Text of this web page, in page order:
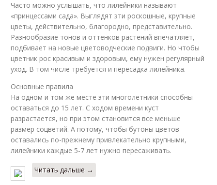
Часто можно услышать, что лилейники называют
«принцессами сада». Выглядят эти роскошные, крупные
цветы, действительно, благородно, представительно.
Разнообразие тонов и оттенков растений впечатляет,
подбивает на новые цветоводческие подвиги. Но чтобы
цветник рос красивым и здоровым, ему нужен регулярный
уход. В том числе требуется и пересадка лилейника.
Основные правила
На одном и том же месте эти многолетники способны
оставаться до 15 лет. С ходом времени куст
разрастается, но при этом становится все меньше
размер соцветий. А потому, чтобы бутоны цветов
оставались по-прежнему привлекательно крупными,
лилейники каждые 5-7 лет нужно пересаживать.
Читать дальше →